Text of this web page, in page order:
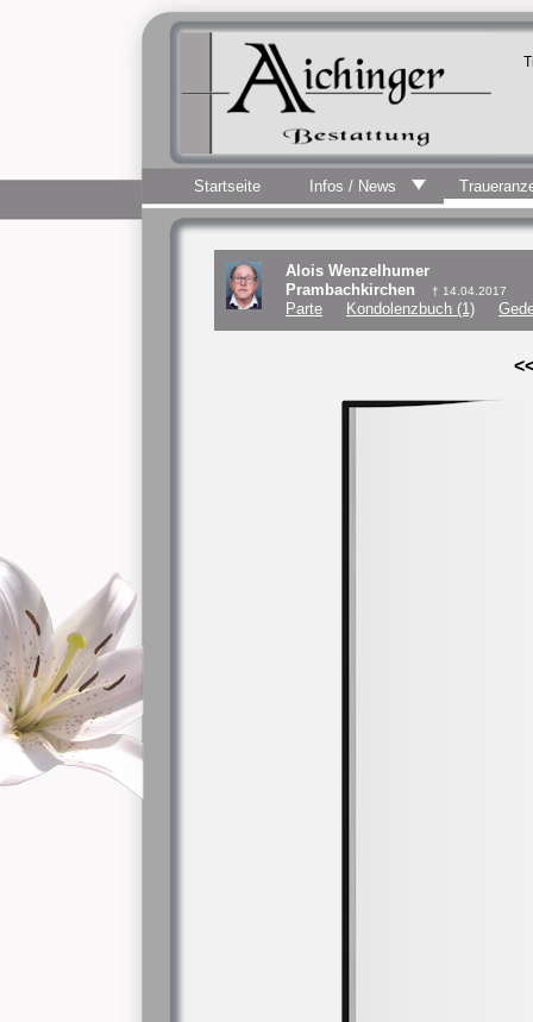
Startseite Infos / News
Alois Wenzelhumer
Prambachkirchen
† 14.04.2017
Parte Kondolenzbuch (1)